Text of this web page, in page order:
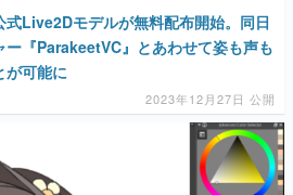
式Live2Dモデルが無料配布開始。同日
『ParakeetVC』とあわせて姿も声も
が可能に
2023年12月27日 公開